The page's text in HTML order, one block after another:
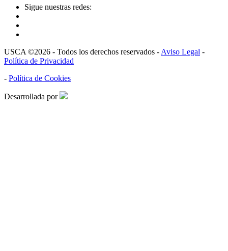
Sigue nuestras redes:
USCA ©2026 - Todos los derechos reservados - Aviso Legal -
Política de Privacidad
- Política de Cookies
Desarrollada por